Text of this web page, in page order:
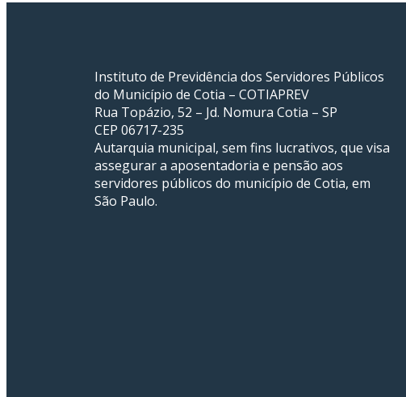
Instituto de Previdência dos Servidores Públicos
do Município de Cotia – COTIAPREV
Rua Topázio, 52 – Jd. Nomura Cotia – SP
CEP 06717-235
Autarquia municipal, sem fins lucrativos, que visa
assegurar a aposentadoria e pensão aos
servidores públicos do município de Cotia, em
São Paulo.